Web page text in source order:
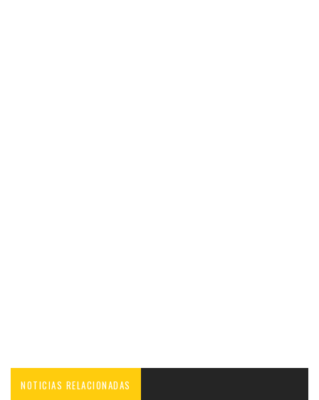
NOTICIAS RELACIONADAS